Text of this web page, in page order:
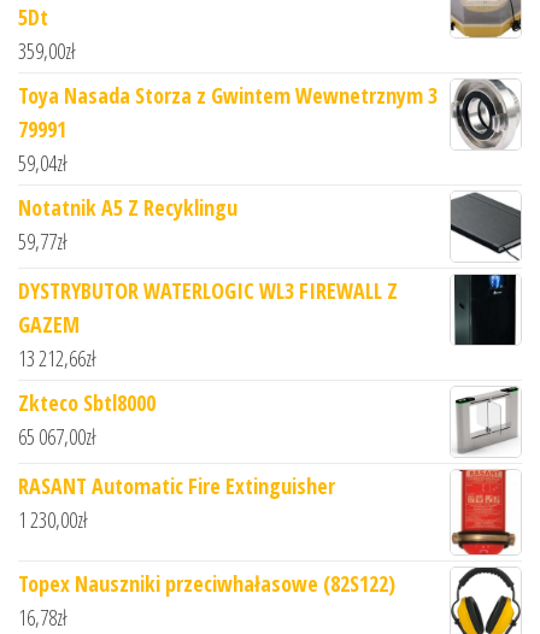
5Dt
359,00zł
Toya Nasada Storza z Gwintem Wewnetrznym 3
79991
59,04zł
Notatnik A5 Z Recyklingu
59,77zł
DYSTRYBUTOR WATERLOGIC WL3 FIREWALL Z
GAZEM
13 212,66zł
Zkteco Sbtl8000
65 067,00zł
RASANT Automatic Fire Extinguisher
1 230,00zł
Topex Nauszniki przeciwhałasowe (82S122)
16,78zł